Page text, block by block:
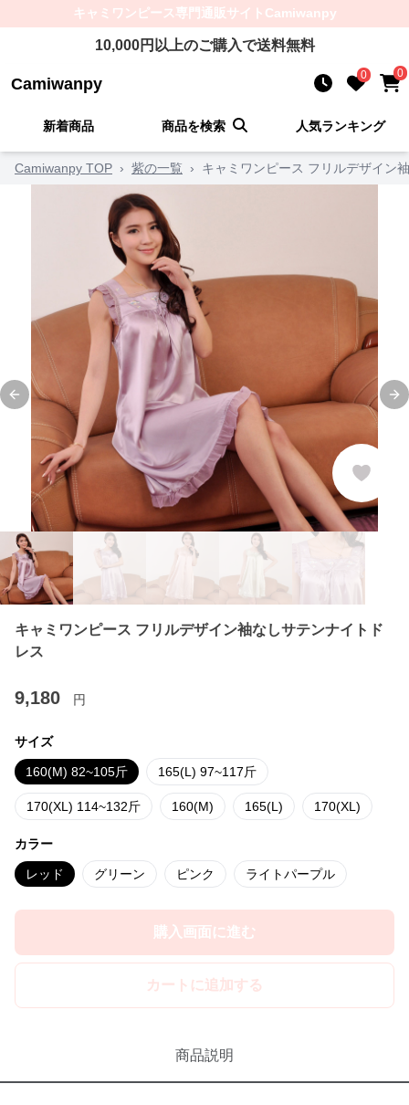
キャミワンピース専門通販サイト Camiwanpy
10,000円以上のご購入で送料無料
Camiwanpy 0 0
新着商品 商品を検索 人気ランキング
Camiwanpy TOP › 紫の一覧 › キャミワンピース フリルデザイン
Previous slide
キャミワンピース フリルデザイン袖なしサテンナイトド
レス
9,180 円
サイズ
160(M) 82~105斤 165(L) 97~117斤
170(XL) 114~132斤 160(M) 165(L) 170(XL)
カラー
レッド グリーン ピンク ライトパープル
購入画面に進む
カートに追加する
商品説明